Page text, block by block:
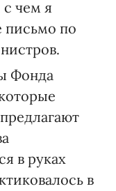
с чем я
письмо по
Фонда
в руках
в